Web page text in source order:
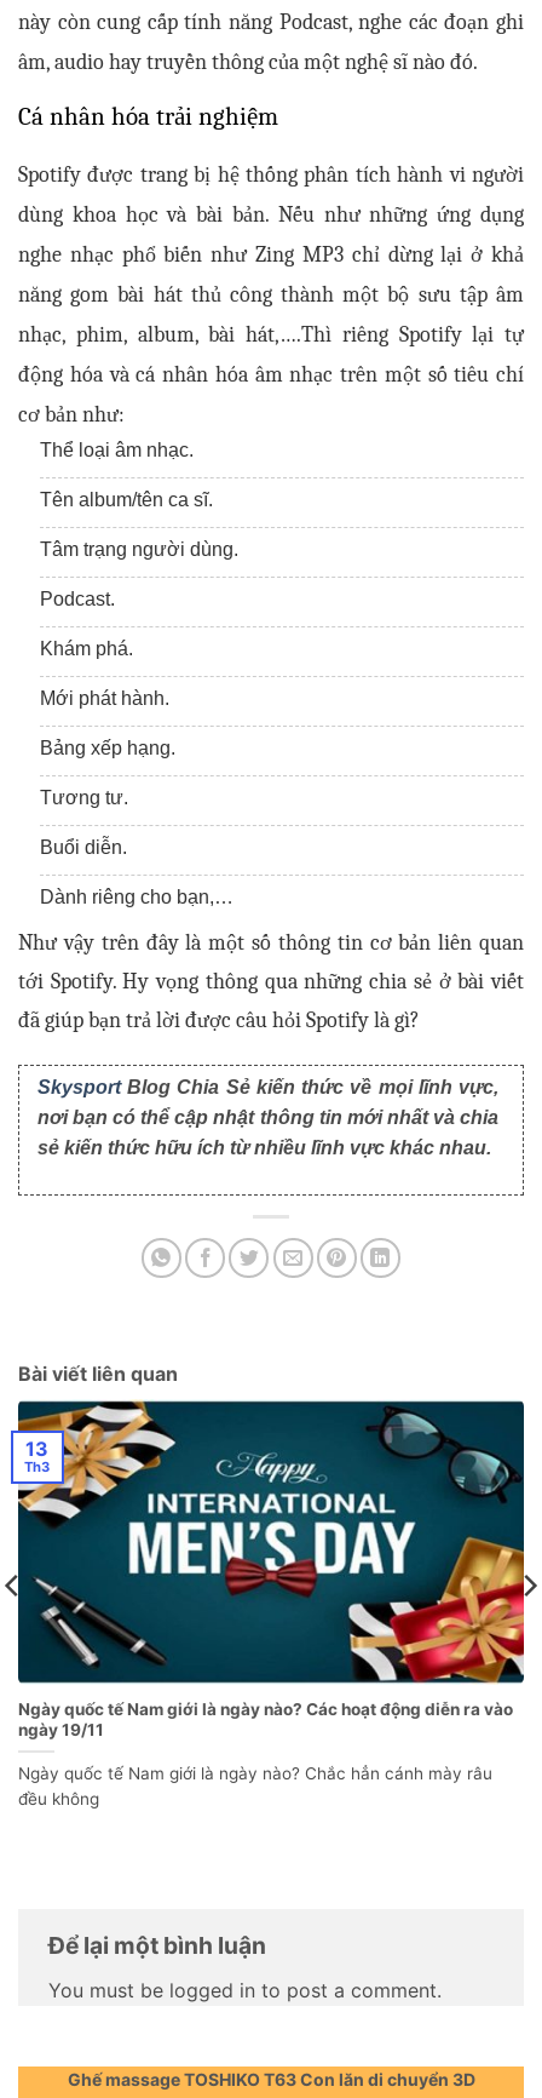
này còn cung cấp tính năng Podcast, nghe các đoạn ghi
âm, audio hay truyền thông của một nghệ sĩ nào đó.
Cá nhân hóa trải nghiệm
Spotify được trang bị hệ thống phân tích hành vi người
dùng khoa học và bài bản. Nếu như những ứng dụng
nghe nhạc phổ biến như Zing MP3 chỉ dừng lại ở khả
năng gom bài hát thủ công thành một bộ sưu tập âm
nhạc, phim, album, bài hát,….Thì riêng Spotify lại tự
động hóa và cá nhân hóa âm nhạc trên một số tiêu chí
cơ bản như:
Thể loại âm nhạc.
Tên album/tên ca sĩ.
Tâm trạng người dùng.
Podcast.
Khám phá.
Mới phát hành.
Bảng xếp hạng.
Tương tư.
Buổi diễn.
Dành riêng cho bạn,…
Như vậy trên đây là một số thông tin cơ bản liên quan
tới Spotify. Hy vọng thông qua những chia sẻ ở bài viết
đã giúp bạn trả lời được câu hỏi Spotify là gì?
SkysportBlog Chia Sẻ kiến thức về mọi lĩnh vực,
nơi bạn có thể cập nhật thông tin mới nhất và chia
sẻ kiến thức hữu ích từ nhiều lĩnh vực khác nhau.
Bài viết liên quan
Ngày quốc tế Nam giới là ngày nào? Các hoạt động diễn ra vào
ngày 19/11
Ngày quốc tế Nam giới là ngày nào? Chắc hẳn cánh mày râu
đều không
13
Th3
Để lại một bình luận
You must be logged in to post a comment.
Ghế massage TOSHIKO T63 Con lăn di chuyển 3D